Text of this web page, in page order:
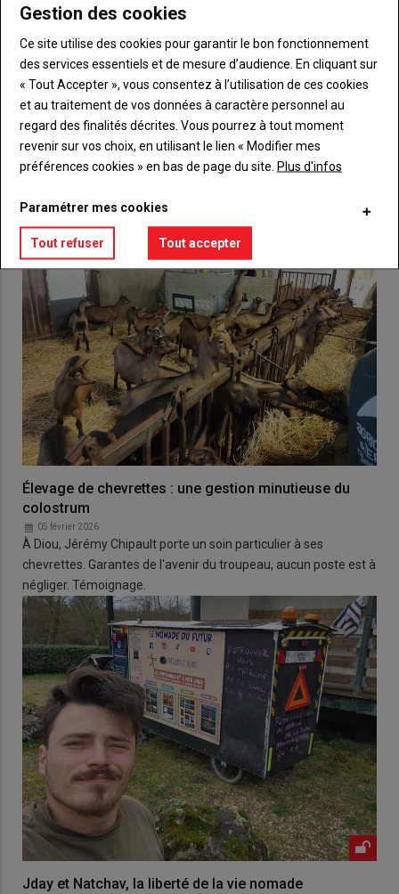
BodyChoisissez votre formule et créez votre
compte pour accéder à tout {nom-site}.
Lien Créez un compte
VOUS AIMEREZ AUSSI
Élevage de chevrettes : une gestion minutieuse du
colostrum
05 février 2026
À Diou, Jérémy Chipault porte un soin particulier à ses
chevrettes. Garantes de l'avenir du troupeau, aucun poste est à
négliger. Témoignage.
Jday et Natchav, la liberté de la vie nomade
Gestion des cookies
Ce site utilise des cookies pour garantir le bon fonctionnement
des services essentiels et de mesure d’audience. En cliquant sur
« Tout Accepter », vous consentez à l’utilisation de ces cookies
et au traitement de vos données à caractère personnel au
regard des finalités décrites. Vous pourrez à tout moment
revenir sur vos choix, en utilisant le lien « Modifier mes
préférences cookies » en bas de page du site. Plus d'infos
Paramétrer mes cookies
Tout refuser Tout accepter